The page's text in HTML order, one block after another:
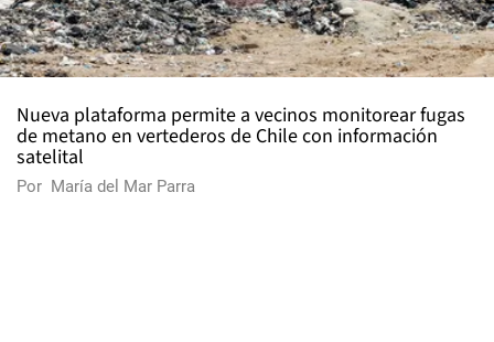
Nueva plataforma permite a vecinos monitorear fugas
de metano en vertederos de Chile con información
satelital
Por María del Mar Parra